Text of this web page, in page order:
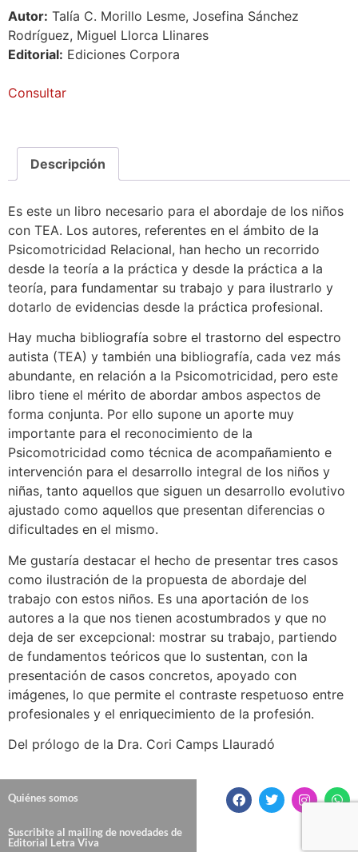
Autor: Talía C. Morillo Lesme, Josefina Sánchez
Rodríguez, Miguel Llorca Llinares
Editorial: Ediciones Corpora
Consultar
Descripción
Es este un libro necesario para el abordaje de los niños
con TEA. Los autores, referentes en el ámbito de la
Psicomotricidad Relacional, han hecho un recorrido
desde la teoría a la práctica y desde la práctica a la
teoría, para fundamentar su trabajo y para ilustrarlo y
dotarlo de evidencias desde la práctica profesional.
Hay mucha bibliografía sobre el trastorno del espectro
autista (TEA) y también una bibliografía, cada vez más
abundante, en relación a la Psicomotricidad, pero este
libro tiene el mérito de abordar ambos aspectos de
forma conjunta. Por ello supone un aporte muy
importante para el reconocimiento de la
Psicomotricidad como técnica de acompañamiento e
intervención para el desarrollo integral de los niños y
niñas, tanto aquellos que siguen un desarrollo evolutivo
ajustado como aquellos que presentan diferencias o
dificultades en el mismo.
Me gustaría destacar el hecho de presentar tres casos
como ilustración de la propuesta de abordaje del
trabajo con estos niños. Es una aportación de los
autores a la que nos tienen acostumbrados y que no
deja de ser excepcional: mostrar su trabajo, partiendo
de fundamentos teóricos que lo sustentan, con la
presentación de casos concretos, apoyado con
imágenes, lo que permite el contraste respetuoso entre
profesionales y el enriquecimiento de la profesión.
Del prólogo de la Dra. Cori Camps Llauradó
Quiénes somos
Suscribite al mailing de novedades de
Editorial Letra Viva